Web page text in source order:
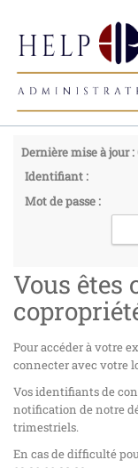
Dernière mise à jour :
Identifiant :
Mot de passe :
Vous êtes
Pour accéder à votre
connecter avec votre
Vos identifiants de
notification de notre
trimestriels.
En cas de difficulté